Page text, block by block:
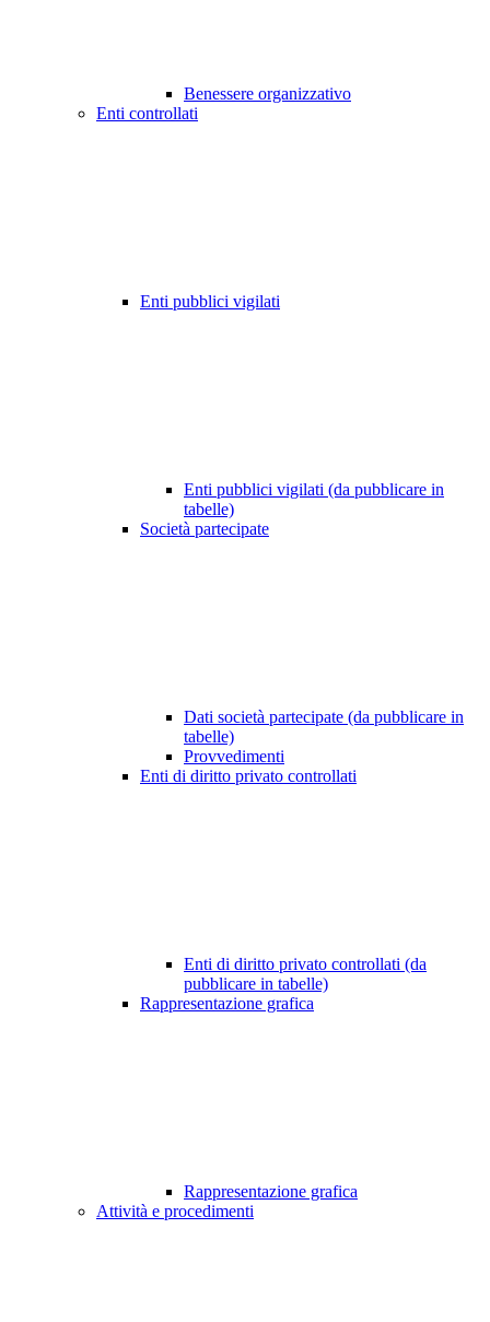
Benessere organizzativo
Enti controllati
Enti pubblici vigilati
Enti pubblici vigilati (da pubblicare in
tabelle)
Società partecipate
Dati società partecipate (da pubblicare in
tabelle)
Provvedimenti
Enti di diritto privato controllati
Enti di diritto privato controllati (da
pubblicare in tabelle)
Rappresentazione grafica
Rappresentazione grafica
Attività e procedimenti